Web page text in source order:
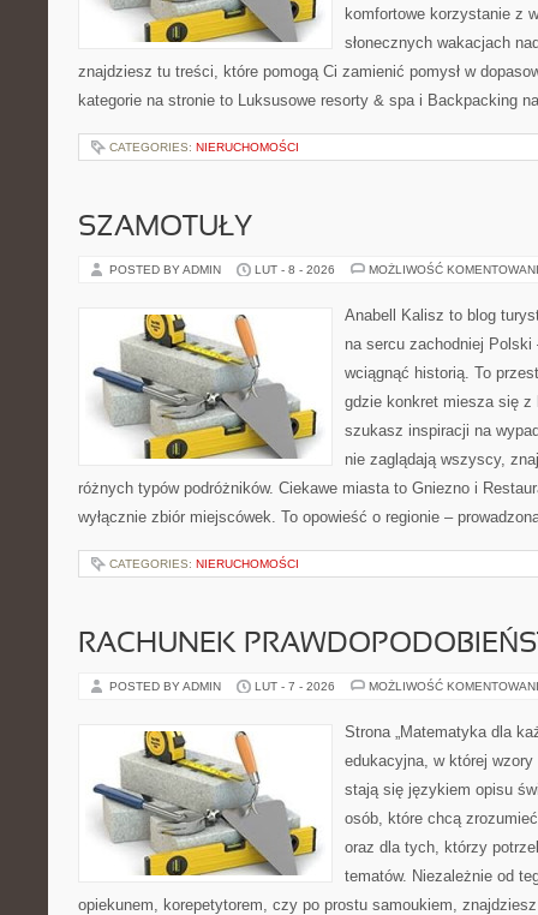
komfortowe korzystanie z
słonecznych wakacjach
znajdziesz tu treści, które pomogą Ci zamienić pomysł w
kategorie na stronie to Luksusowe resorty & spa i Backpacking
CATEGORIES: NIERUCHOMOŚCI
SZAMOTUŁY
POSTED BY ADMIN LUT - 8 - 2026 MOŻLIWOŚĆ
Anabell Kalisz to blog
na sercu zachodniej
wciągnąć historią. To
gdzie konkret miesza się
szukasz inspiracji na
nie zaglądają wszyscy,
różnych typów podróżników. Ciekawe miasta to Gniezno i
wyłącznie zbiór miejscówek. To opowieść o regionie –
CATEGORIES: NIERUCHOMOŚCI
RACHUNEK
POSTED BY ADMIN LUT - 7 - 2026 MOŻLIWOŚĆ
Strona „Matematyka dla
edukacyjna, w której
stają się językiem opisu
osób, które chcą
oraz dla tych, którzy
tematów. Niezależnie od
opiekunem, korepetytorem, czy po prostu samoukiem,